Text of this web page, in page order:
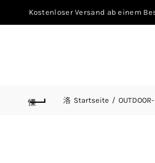
Kostenloser Versand ab einem
Startseite